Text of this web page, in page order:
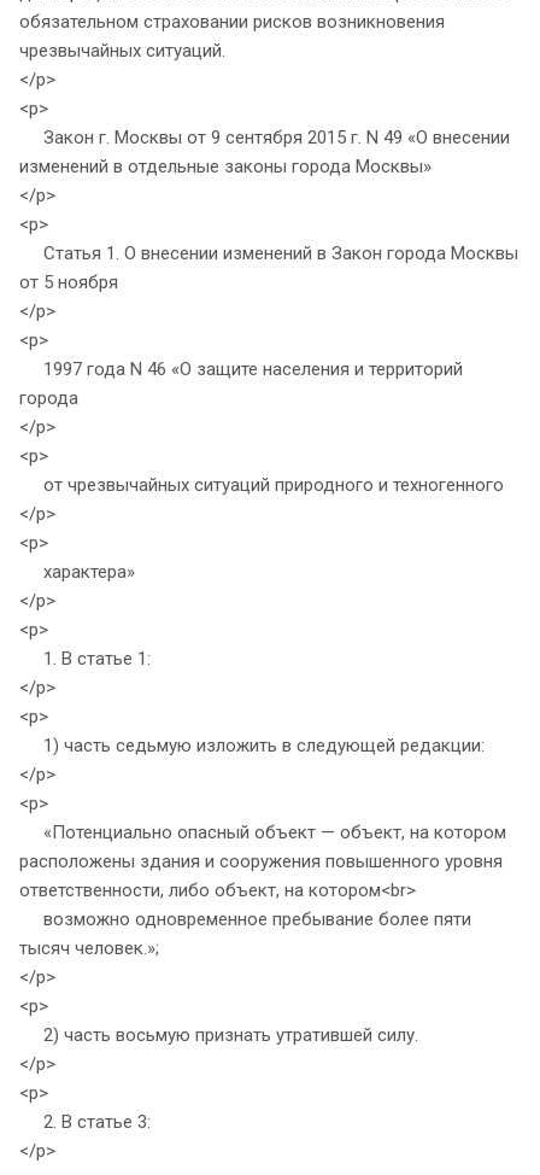
обязательном страховании рисков возникновения
чрезвычайных ситуаций.
</p>
<p>
Закон г. Москвы от 9 сентября 2015 г. N 49 «О внесении
изменений в отдельные законы города Москвы»
</p>
<p>
Статья 1. О внесении изменений в Закон города Москвы
от 5 ноября
</p>
<p>
1997 года N 46 «О защите населения и территорий
города
</p>
<p>
от чрезвычайных ситуаций природного и техногенного
</p>
<p>
характера»
</p>
<p>
1. В статье 1:
</p>
<p>
1) часть седьмую изложить в следующей редакции:
</p>
<p>
«Потенциально опасный объект — объект, на котором
расположены здания и сооружения повышенного уровня
ответственности, либо объект, на котором<br>
возможно одновременное пребывание более пяти
тысяч человек.»;
</p>
<p>
2) часть восьмую признать утратившей силу.
</p>
<p>
2. В статье 3:
</p>